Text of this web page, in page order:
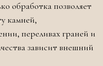
обработка позволяет
камней,
переливах граней и
зависит внешний